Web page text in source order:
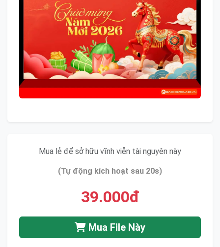
Mua lẻ để sở hữu vĩnh viễn tài nguyên này
(Tự động kích hoạt sau 20s)
39.000đ
Mua File Này